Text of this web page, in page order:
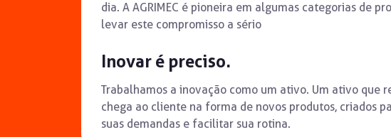
dia. A AGRIMEC é pioneira em algumas categorias de
levar este compromisso a sério
Inovar é preciso.
Trabalhamos a inovação como um ativo. Um ativo que
chega ao cliente na forma de novos produtos, criados
suas demandas e facilitar sua rotina.